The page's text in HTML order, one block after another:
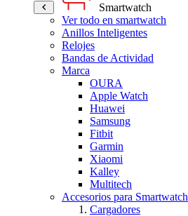
Smartwatch
Ver todo en smartwatch
Anillos Inteligentes
Relojes
Bandas de Actividad
Marca
OURA
Apple Watch
Huawei
Samsung
Fitbit
Garmin
Xiaomi
Kalley
Multitech
Accesorios para Smartwatch
Cargadores